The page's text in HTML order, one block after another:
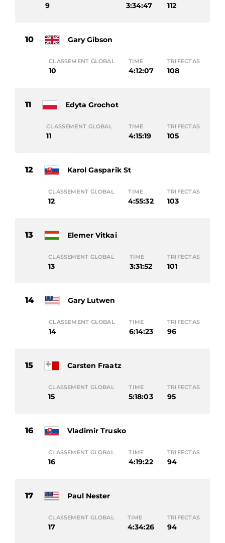
9 3:34:47 112
10 Gary Gibson
CLASSEMENT GLOBAL
10
TIME
4:12:07
TRIFECTAS
108
11 Edyta Grochot
CLASSEMENT GLOBAL
11
TIME
4:15:19
TRIFECTAS
105
12 Karol Gasparik St
CLASSEMENT GLOBAL
12
TIME
4:55:32
TRIFECTAS
103
13 Elemer Vitkai
CLASSEMENT GLOBAL
13
TIME
3:31:52
TRIFECTAS
101
14 Gary Lutwen
CLASSEMENT GLOBAL
14
TIME
6:14:23
TRIFECTAS
96
15 Carsten Fraatz
CLASSEMENT GLOBAL
15
TIME
5:18:03
TRIFECTAS
95
16 Vladimir Trusko
CLASSEMENT GLOBAL
16
TIME
4:19:22
TRIFECTAS
94
17 Paul Nester
CLASSEMENT GLOBAL
17
TIME
4:34:26
TRIFECTAS
94